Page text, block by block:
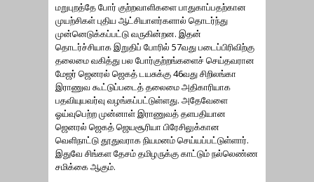
மறுபுறத்தே போர் குற்றவாளிகளை பாதுகாப்பதற்கான
முயற்சிகள் புதிய ஆட்சியாளர்களால் தொடர்ந்து
முன்னெடுக்கப்பட்டு வருகின்றன. இதன்
தொடர்ச்சியாக இறுதிப் போரில் 57வது படைப்பிரிவிற்கு
தலைமை வகித்து பல போர்குற்றங்களைச் செய்தவரான
மேஜர் ஜெனரல் ஜெகத் டயசுக்கு 46வது சிறிலங்கா
இராணுவ கூட்டுப்படைத் தலைமை அதிகாரியாக
பதவியுயவர்வு வழங்கப்பட்டுள்ளது. அதேவேளை
ஓய்வுபெற்ற முன்னாள் இராணுவத் தளபதியான
ஜெனரல் ஜெகத் ஜெயசூரியா பிரேசிலுக்கான
வெளிநாட்டு தூதுவராக நியமனம் செய்யப்பட்டுள்ளார்.
இதுவே சிங்கள தேசம் தமிழருக்கு காட்டும் நல்லெண்ண
சமிக்கை ஆகும்.